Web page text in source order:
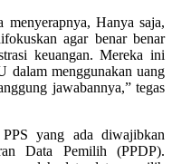
menyerapnya, Hanya saja,
agar benar benar
keuangan. Mereka ini
dalam menggunakan uang
jawabannya,” tegas
PPS yang ada diwajibkan
Data Pemilih (PPDP).